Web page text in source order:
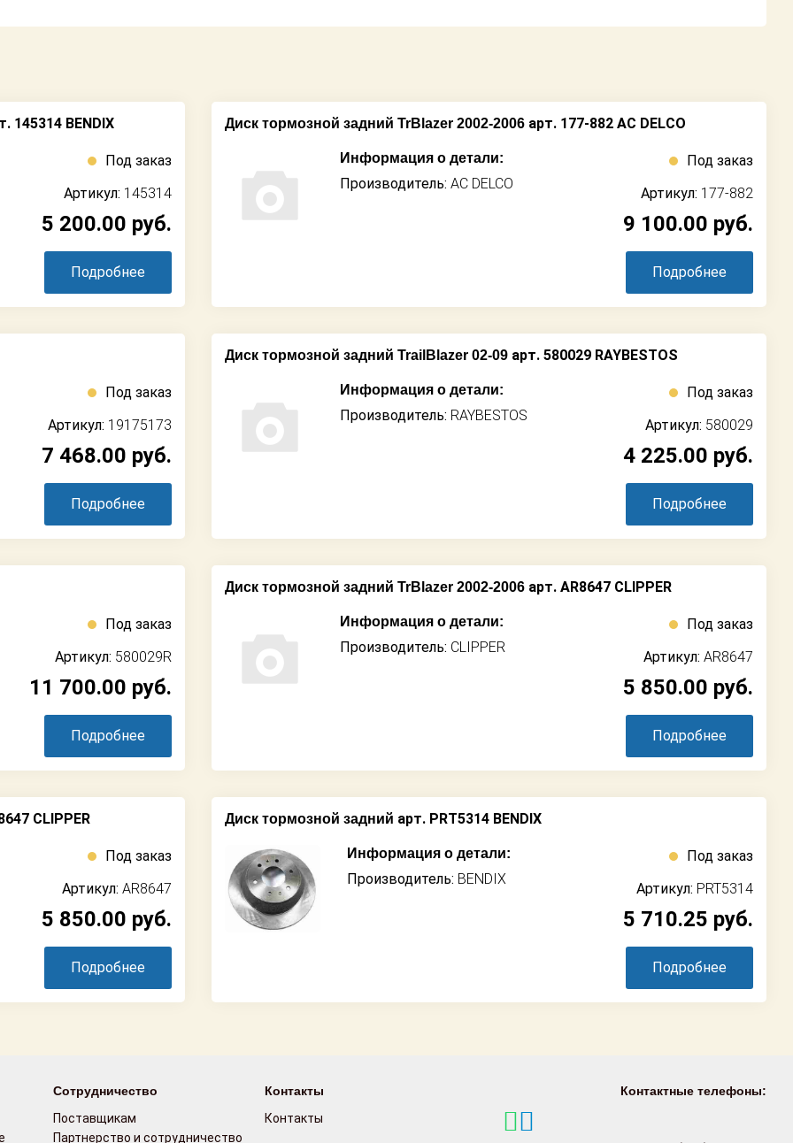
145314 BENDIX
Под заказ
Артикул: 145314
5 200.00 руб.
Подробнее
Диск тормозной задний TrBlazer 2002-2006 арт. 177-882 AC DELCO
Информация о детали:
Производитель: AC DELCO
Под заказ
Артикул: 177-882
9 100.00 руб.
Подробнее
Под заказ
Артикул: 19175173
7 468.00 руб.
Подробнее
Диск тормозной задний TrailBlazer 02-09 арт. 580029 RAYBESTOS
Информация о детали:
Производитель: RAYBESTOS
Под заказ
Артикул: 580029
4 225.00 руб.
Подробнее
Под заказ
Артикул: 580029R
11 700.00 руб.
Подробнее
Диск тормозной задний TrBlazer 2002-2006 арт. AR8647 CLIPPER
Информация о детали:
Производитель: CLIPPER
Под заказ
Артикул: AR8647
5 850.00 руб.
Подробнее
CLIPPER
Под заказ
Артикул: AR8647
5 850.00 руб.
Подробнее
Диск тормозной задний арт. PRT5314 BENDIX
Информация о детали:
Производитель: BENDIX
Под заказ
Артикул: PRT5314
5 710.25 руб.
Подробнее
Сотрудничество
Поставщикам
Партнерство и сотрудничество
Контакты
Контакты
Контактные телефоны: